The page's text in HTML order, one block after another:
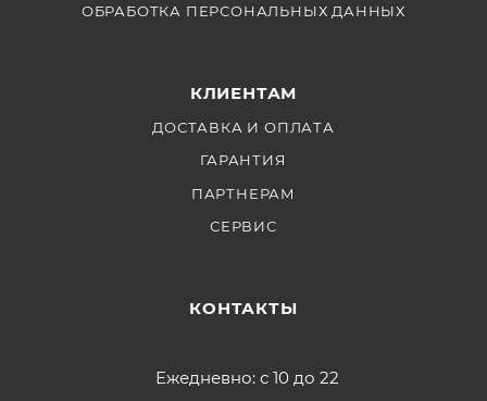
ОБРАБОТКА ПЕРСОНАЛЬНЫХ ДАННЫХ
КЛИЕНТАМ
ДОСТАВКА И ОПЛАТА
ГАРАНТИЯ
ПАРТНЕРАМ
СЕРВИС
КОНТАКТЫ
Ежедневно: с 10 до 22